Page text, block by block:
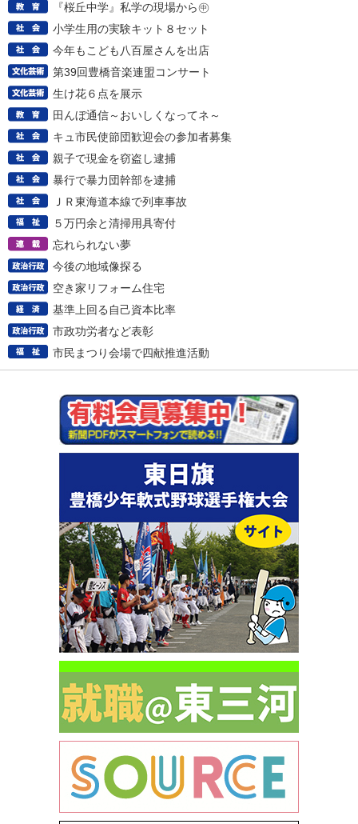
『桜丘中学』私学の現場から㊥
小学生用の実験キット８セット
今年もこども八百屋さんを出店
第39回豊橋音楽連盟コンサート
生け花６点を展示
田んぼ通信～おいしくなってネ～
キュ市民使節団歓迎会の参加者募集
親子で現金を窃盗し逮捕
暴行で暴力団幹部を逮捕
ＪＲ東海道本線で列車事故
５万円余と清掃用具寄付
忘れられない夢
今後の地域像探る
空き家リフォーム住宅
基準上回る自己資本比率
市政功労者など表彰
市民まつり会場で四献推進活動